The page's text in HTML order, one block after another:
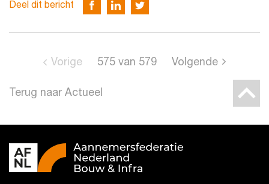
Deel dit bericht
Terug naar Actueel
Vorige 575 van 579 Volgende